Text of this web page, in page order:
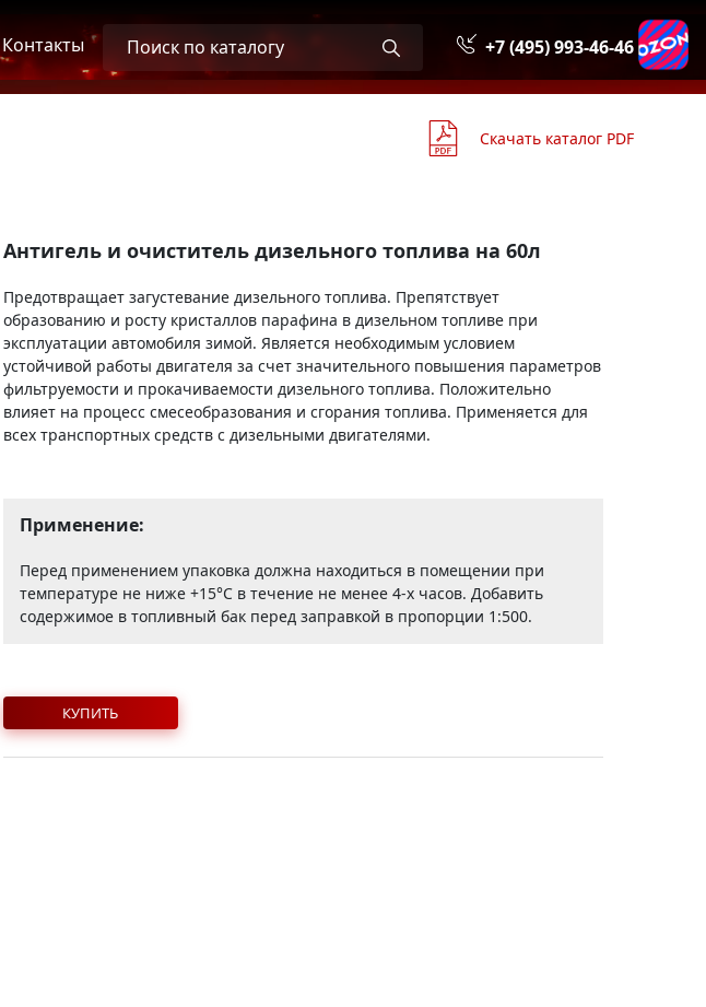
Контакты +7 (495) 993-46-46
Скачать каталог PDF
Антигель и очиститель дизельного топлива на 60л
Предотвращает загустевание дизельного топлива. Препятствует
образованию и росту кристаллов парафина в дизельном топливе при
эксплуатации автомобиля зимой. Является необходимым условием
устойчивой работы двигателя за счет значительного повышения параметров
фильтруемости и прокачиваемости дизельного топлива. Положительно
влияет на процесс смесеобразования и сгорания топлива. Применяется для
всех транспортных средств с дизельными двигателями.
Применение:
Перед применением упаковка должна находиться в помещении при
температуре не ниже +15°С в течение не менее 4-х часов. Добавить
содержимое в топливный бак перед заправкой в пропорции 1:500.
КУПИТЬ